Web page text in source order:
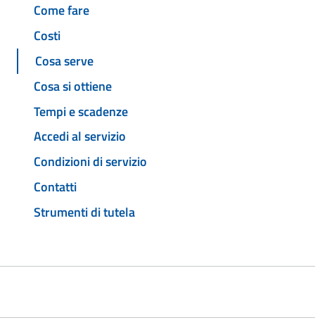
Come fare
Costi
Cosa serve
Cosa si ottiene
Tempi e scadenze
Accedi al servizio
Condizioni di servizio
Contatti
Strumenti di tutela